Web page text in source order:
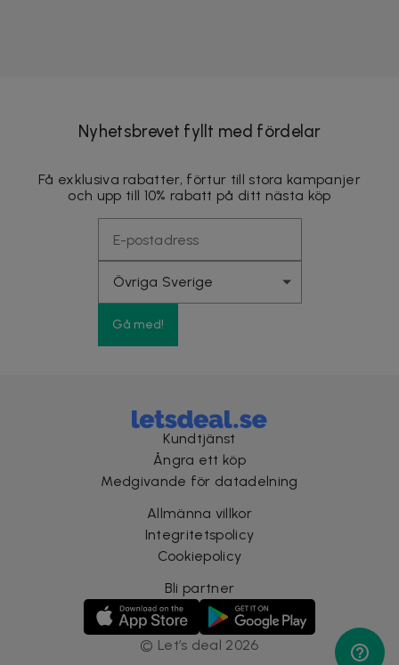
Nyhetsbrevet fyllt med fördelar
Få exklusiva rabatter, förtur till stora kampanjer
och upp till 10% rabatt på ditt nästa köp
Gå med!
Kundtjänst
Ångra ett köp
Medgivande för datadelning
Allmänna villkor
Integritetspolicy
Cookiepolicy
Bli partner
© Let’s deal 2026